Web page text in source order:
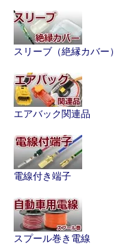
スリーブ（絶縁カバー）
エアバック関連品
電線付き端子
スプール巻き電線